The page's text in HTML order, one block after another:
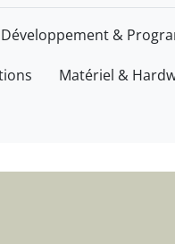
Développement &
Matériel &